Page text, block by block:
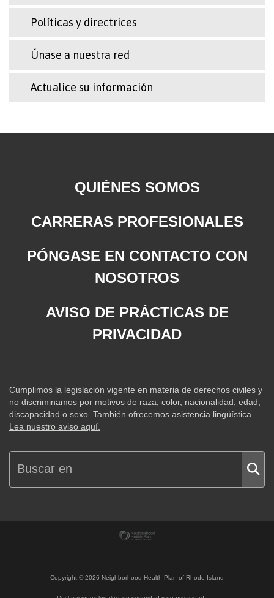
Políticas y directrices
Únase a nuestra red
Actualice su información
QUIÉNES SOMOS
CARRERAS PROFESIONALES
PÓNGASE EN CONTACTO CON
NOSOTROS
AVISO DE PRÁCTICAS DE
PRIVACIDAD
Cumplimos la legislación vigente en materia de derechos civiles y
no discriminamos por motivos de raza, color, nacionalidad, edad,
discapacidad o sexo. También ofrecemos asistencia lingüística.
Lea nuestro aviso aquí.
Copyright ©2026 Neighborhood Health Plan of Rhode Island